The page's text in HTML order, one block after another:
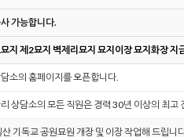
가능합니다.
지 제2묘지 벽제리묘지 묘지이장 묘지화장 지
소의 홈페이지를 오픈합니다.
상담소의 모든 직원은 경력 30년 이상의 최고
기독교 공원묘원 개장 및 이장 작업해 드립니